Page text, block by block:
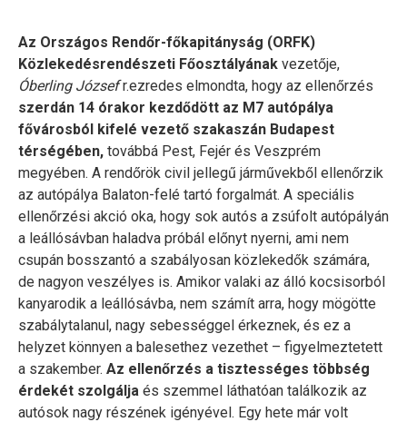
Az Országos Rendőr-főkapitányság (ORFK)
Közlekedésrendészeti Főosztályának vezetője,
Óberling Józsefr.ezredes elmondta, hogy az ellenőrzés
szerdán 14 órakor kezdődött az M7 autópálya
fővárosból kifelé vezető szakaszán Budapest
térségében, továbbá Pest, Fejér és Veszprém
megyében. A rendőrök civil jellegű járművekből ellenőrzik
az autópálya Balaton-felé tartó forgalmát. A speciális
ellenőrzési akció oka, hogy sok autós a zsúfolt autópályán
a leállósávban haladva próbál előnyt nyerni, ami nem
csupán bosszantó a szabályosan közlekedők számára,
de nagyon veszélyes is. Amikor valaki az álló kocsisorból
kanyarodik a leállósávba, nem számít arra, hogy mögötte
szabálytalanul, nagy sebességgel érkeznek, és ez a
helyzet könnyen a balesethez vezethet – figyelmeztetett
a szakember. Az ellenőrzés a tisztességes többség
érdekét szolgálja és szemmel láthatóan találkozik az
autósok nagy részének igényével. Egy hete már volt